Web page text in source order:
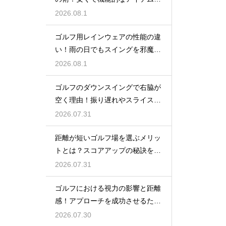
おしゃれに
2026.08.1
ゴルフ用レインウェアの性能の違
い！雨の日でもスイングを邪魔し
ない選び方
2026.08.1
ゴルフのダウンスイングで右脇が
空く理由！振り遅れやスライスを
防ぐ改善
2026.07.31
距離が短いゴルフ場を選ぶメリッ
トとは？スコアアップの秘訣を公
開
2026.07.31
ゴルフにおける視力の影響と距離
感！アプローチを成功させるため
の目のケア
2026.07.30